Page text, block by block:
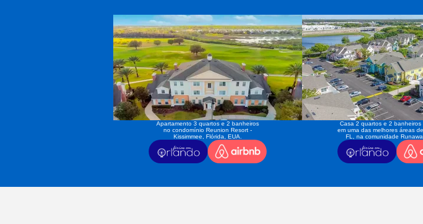
Apartamento 3 quartos e 2 banheiros
no condomínio Reunion Resort -
Kissimmee, Flórida, EUA.
Casa 2 quartos e 2 banheiros
em uma das melhores áreas de
FL, na comunidade